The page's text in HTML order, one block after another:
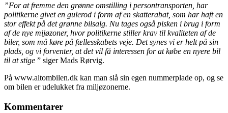
”For at fremme den grønne omstilling i persontransporten, har
politikerne givet en gulerod i form af en skatterabat, som har haft en
stor effekt på det grønne bilsalg. Nu tages også pisken i brug i form
af de nye mijøzoner, hvor politikerne stiller krav til kvaliteten af de
biler, som må køre på fællesskabets veje. Det synes vi er helt på sin
plads, og vi forventer, at det vil få interessen for at købe en nyere bil
til at stige ” siger Mads Rørvig.
På www.altombilen.dk kan man slå sin egen nummerplade op, og se
om bilen er udelukket fra miljøzonerne.
Kommentarer